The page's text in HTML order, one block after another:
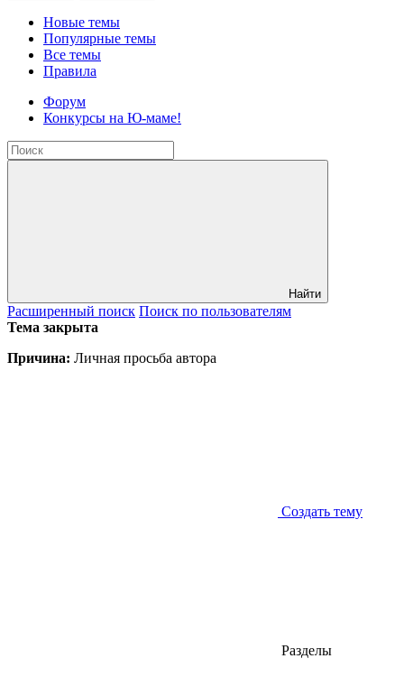
Новые темы
Популярные темы
Все темы
Правила
Форум
Конкурсы на Ю-маме!
Найти
Расширенный поиск Поиск по пользователям
Тема закрыта
Причина: Личная просьба автора
Создать тему
Разделы